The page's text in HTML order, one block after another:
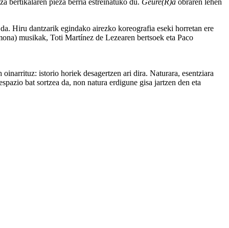
Hiru dantzarik egindako airezko koreografia eseki horretan ere
musikak, Toti Martínez de Lezearen bertsoek eta Paco
istorio horiek desagertzen ari dira. Naturara, esentziara
bat sortzea da, non natura erdigune gisa jartzen den eta